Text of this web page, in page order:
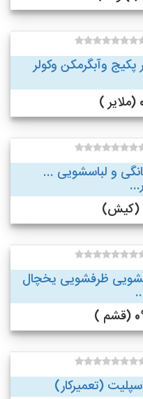
وآبگرمکن وکولر
و لباسشویی ...
ظرفشویی یخچال
(تعمیرکار)